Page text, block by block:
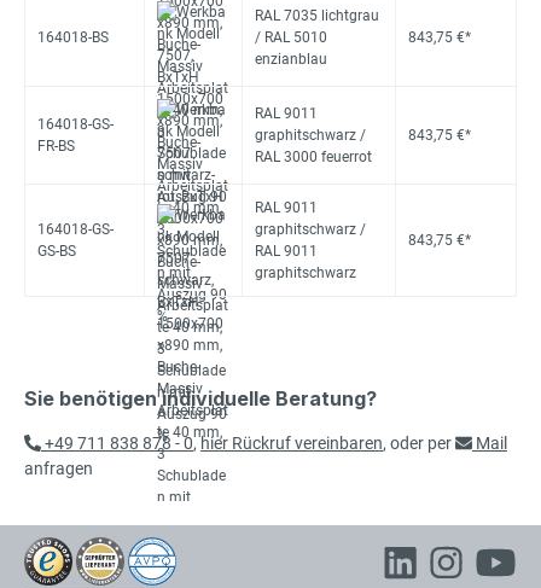
164018-BS
RAL 7035 lichtgrau
/ RAL 5010
enzianblau
843,75 €*
164018-GS-
FR-BS
RAL 9011
graphitschwarz /
RAL 3000 feuerrot
843,75 €*
164018-GS-
GS-BS
RAL 9011
graphitschwarz /
RAL 9011
graphitschwarz
843,75 €*
Sie benötigen individuelle Beratung?
+49 711 838 878 - 0,hier Rückruf vereinbaren, oder per
Mail
anfragen